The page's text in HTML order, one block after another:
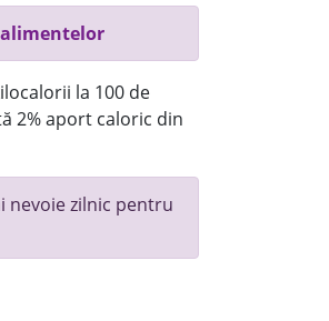
la 100 de
2% aport caloric din
nevoie zilnic pentru